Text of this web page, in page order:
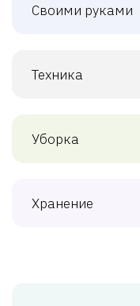
Своими руками
Техника
Уборка
Хранение